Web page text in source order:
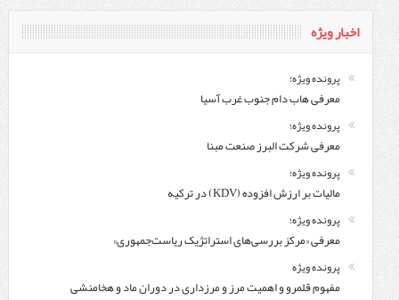
اخبار ویژه
پرونده ویژه؛
معرفی هاب دام جنوب غرب آسیا
پرونده ویژه؛
معرفی شركت البرز صنعت مبنا
پرونده ویژه؛
مالیات بر ارزش افزوده (KDV) در ترکیه
پرونده ویژه؛
معرفی «مرکز بررسی‌های استراتژیک ریاست‌جمهوری»
پرونده ویژه
مفهوم قلمرو و اهمیت مرز و مرزداری در دوران ماد و هخامنشی